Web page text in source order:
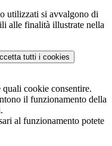
utilizzati si avvalgono di
alle finalità illustrate nella
tutti i cookies
quali cookie consentire.
il funzionamento della
al funzionamento potete